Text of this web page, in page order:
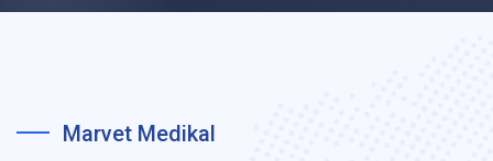
Marvet Medikal